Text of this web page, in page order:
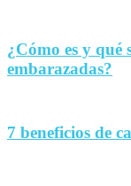
¿Cómo es y qué
embarazadas?
7 beneficios de